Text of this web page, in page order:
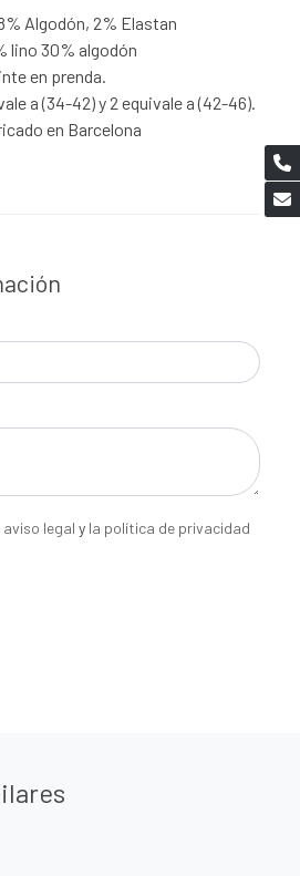
Algodón, 2% Elastan
lino 30% algodón
en prenda.
a (34-42) y 2 equivale a (42-46).
en Barcelona
aviso legal y la política de privacidad